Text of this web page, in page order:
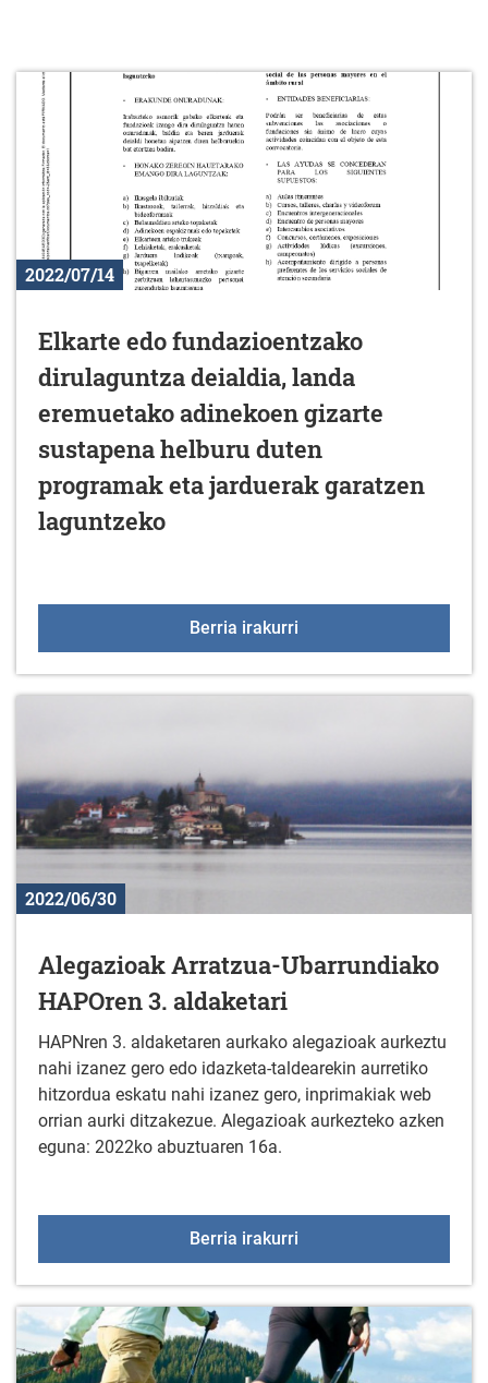
2022/07/14
Elkarte edo fundazioentzako
dirulaguntza deialdia, landa
eremuetako adinekoen gizarte
sustapena helburu duten
programak eta jarduerak garatzen
laguntzeko
Berria irakurri
2022/06/30
Alegazioak Arratzua-Ubarrundiako
HAPOren 3. aldaketari
HAPNren 3. aldaketaren aurkako alegazioak aurkeztu
nahi izanez gero edo idazketa-taldearekin aurretiko
hitzordua eskatu nahi izanez gero, inprimakiak web
orrian aurki ditzakezue. Alegazioak aurkezteko azken
eguna: 2022ko abuztuaren 16a.
Berria irakurri